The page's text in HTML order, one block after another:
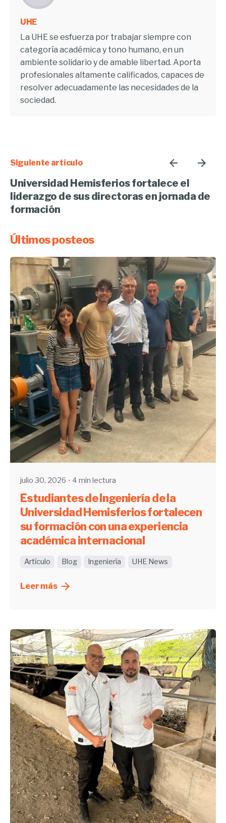
UHE
La UHE se esfuerza por trabajar siempre con
categoría académica y tono humano, en un
ambiente solidario y de amable libertad. Aporta
profesionales altamente calificados, capaces de
resolver adecuadamente las necesidades de la
sociedad.
Siguiente artículo
Universidad Hemisferios fortalece el
liderazgo de sus directoras en jornada de
formación
Últimos posteos
Enviado por
UHE
julio 30, 2026 4 min lectura
Estudiantes de Ingeniería de la
Universidad Hemisferios fortalecen
su formación con una experiencia
académica internacional
Artículo Blog Ingeniería UHE News
Leer más
Enviado por
UHE